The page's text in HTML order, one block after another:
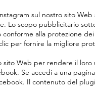
sul nostro sito
Lo scopo pubblicitario
alla protezione
per fornire la migliore
Web per rendere il
Se accedi a una
Il contenuto del